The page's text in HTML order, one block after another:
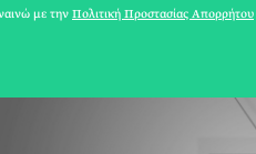
με τηνΠολιτική Προστασίας Απορρήτου